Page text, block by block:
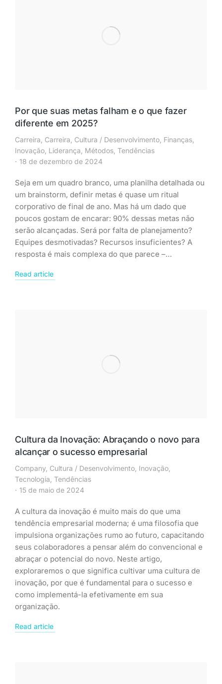
Por que suas metas falham e o que fazer
diferente em 2025?
Carreira Carreira Cultura / Desenvolvimento Finanças
Inovação Liderança Métodos Tendências
18 de dezembro de 2024
Seja em um quadro branco, uma planilha detalhada ou
um brainstorm, definir metas é quase um ritual
corporativo de final de ano. Mas há um dado que
poucos gostam de encarar: 90% dessas metas não
serão alcançadas. Será por falta de planejamento?
Equipes desmotivadas? Recursos insuficientes? A
resposta é mais complexa do que parece –…
Read article
Cultura da Inovação: Abraçando o novo para
alcançar o sucesso empresarial
Company Cultura / Desenvolvimento Inovação
Tecnologia Tendências
15 de maio de 2024
A cultura da inovação é muito mais do que uma
tendência empresarial moderna; é uma filosofia que
impulsiona organizações rumo ao futuro, capacitando
seus colaboradores a pensar além do convencional e
abraçar o potencial do novo. Neste artigo,
exploraremos o que significa cultivar uma cultura de
inovação, por que é fundamental para o sucesso e
como implementá-la efetivamente em sua
organização.
Read article